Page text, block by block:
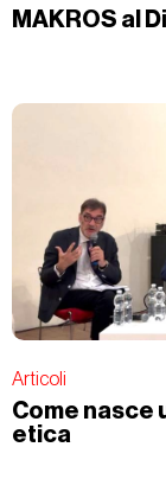
MAKROS al
Articoli
Come nasce
etica